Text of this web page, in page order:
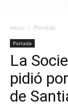
Portada
Inicio Portada
Portada
La
pidió
de